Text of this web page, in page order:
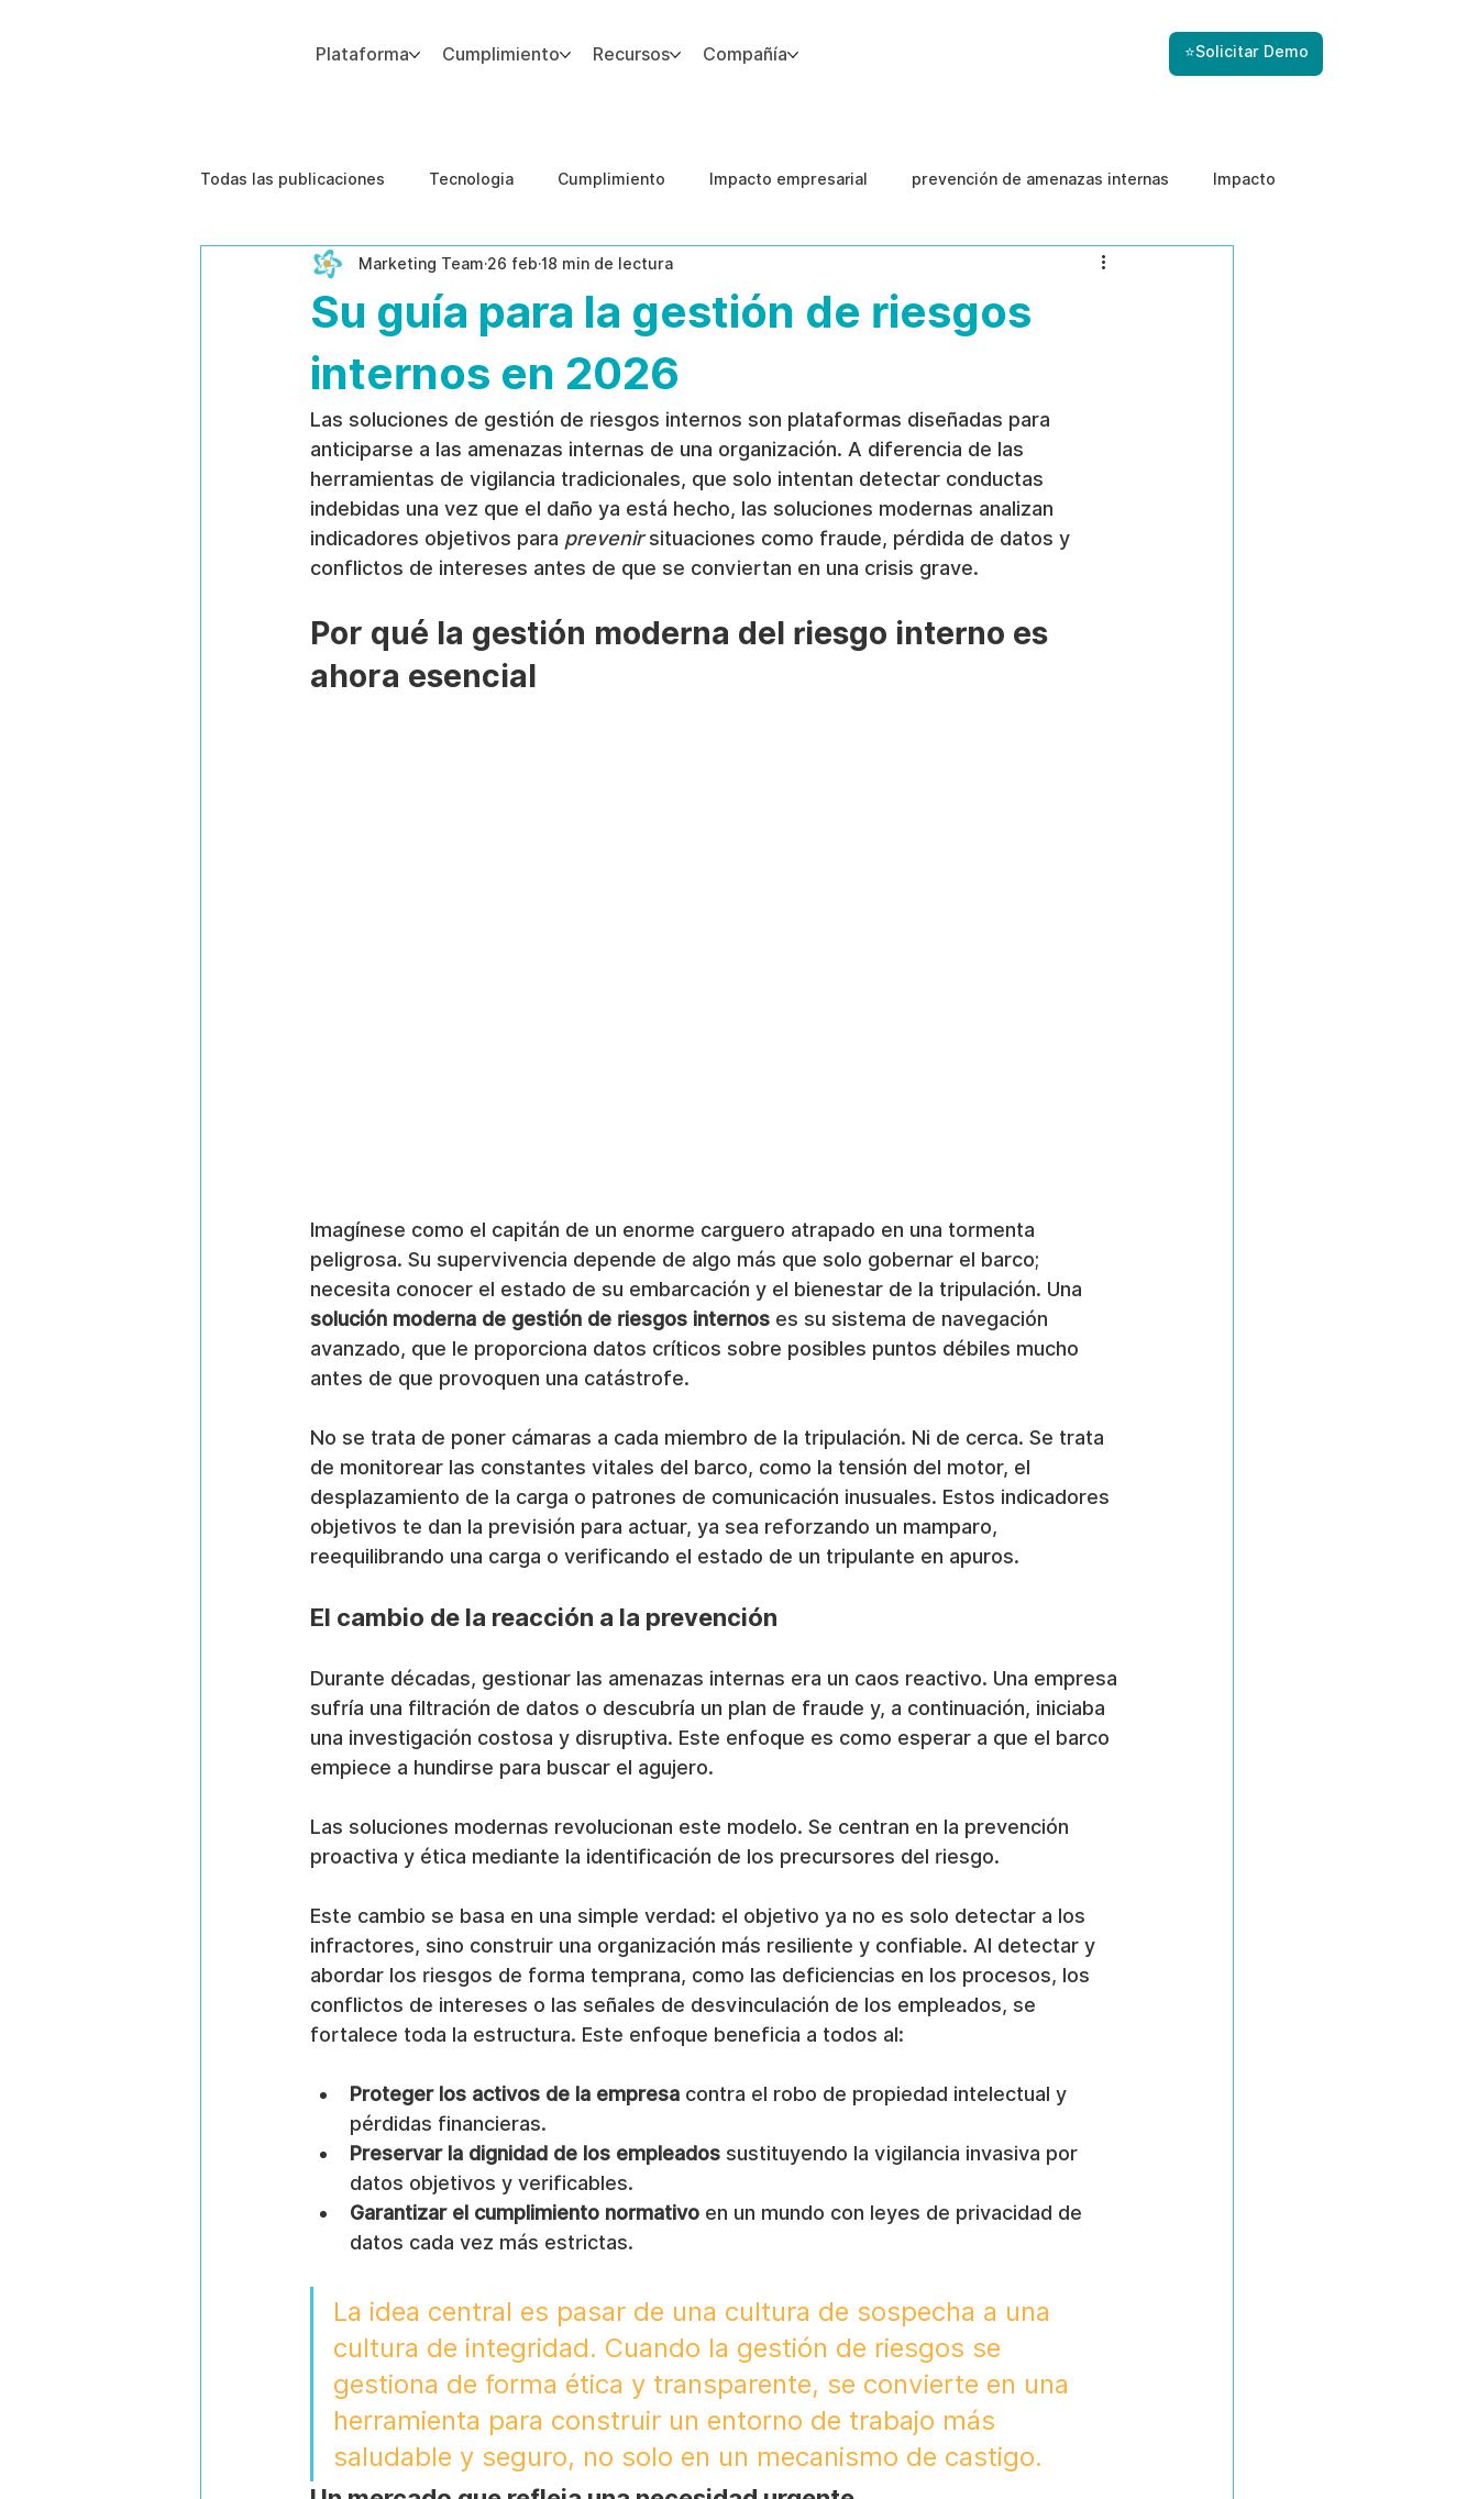
Plataforma Cumplimiento Recursos Compañía ⭐Solicitar Demo
Todas las publicaciones Tecnologia Cumplimiento Impacto empresarial prevención de amenazas internas Impacto
Estudios de caso Etica de IA Integridad del Capital Humano
Su guía para la gestión de riesgos
internos en 2026
Marketing Team 26 feb 18 min de lectura
Las soluciones de gestión de riesgos internos son plataformas diseñadas para
anticiparse a las amenazas internas de una organización. A diferencia de las
herramientas de vigilancia tradicionales, que solo intentan detectar conductas
indebidas una vez que el daño ya está hecho, las soluciones modernas analizan
indicadores objetivos para prevenir situaciones como fraude, pérdida de datos y
conflictos de intereses antes de que se conviertan en una crisis grave.
Por qué la gestión moderna del riesgo interno es
ahora esencial
Imagínese como el capitán de un enorme carguero atrapado en una tormenta
peligrosa. Su supervivencia depende de algo más que solo gobernar el barco;
necesita conocer el estado de su embarcación y el bienestar de la tripulación. Una
solución moderna de gestión de riesgos internos es su sistema de navegación
avanzado, que le proporciona datos críticos sobre posibles puntos débiles mucho
antes de que provoquen una catástrofe.
No se trata de poner cámaras a cada miembro de la tripulación. Ni de cerca. Se trata
de monitorear las constantes vitales del barco, como la tensión del motor, el
desplazamiento de la carga o patrones de comunicación inusuales. Estos indicadores
objetivos te dan la previsión para actuar, ya sea reforzando un mamparo,
reequilibrando una carga o verificando el estado de un tripulante en apuros.
El cambio de la reacción a la prevención
Durante décadas, gestionar las amenazas internas era un caos reactivo. Una empresa
sufría una filtración de datos o descubría un plan de fraude y, a continuación, iniciaba
una investigación costosa y disruptiva. Este enfoque es como esperar a que el barco
empiece a hundirse para buscar el agujero.
Las soluciones modernas revolucionan este modelo. Se centran en la prevención
proactiva y ética mediante la identificación de los precursores del riesgo.
Este cambio se basa en una simple verdad: el objetivo ya no es solo detectar a los
infractores, sino construir una organización más resiliente y confiable. Al detectar y
abordar los riesgos de forma temprana, como las deficiencias en los procesos, los
conflictos de intereses o las señales de desvinculación de los empleados, se
fortalece toda la estructura. Este enfoque beneficia a todos al:
Proteger los activos de la empresa contra el robo de propiedad intelectual y
pérdidas financieras.
Preservar la dignidad de los empleados sustituyendo la vigilancia invasiva por
datos objetivos y verificables.
Garantizar el cumplimiento normativo en un mundo con leyes de privacidad de
datos cada vez más estrictas.
La idea central es pasar de una cultura de sospecha a una
cultura de integridad. Cuando la gestión de riesgos se
gestiona de forma ética y transparente, se convierte en una
herramienta para construir un entorno de trabajo más
saludable y seguro, no solo en un mecanismo de castigo.